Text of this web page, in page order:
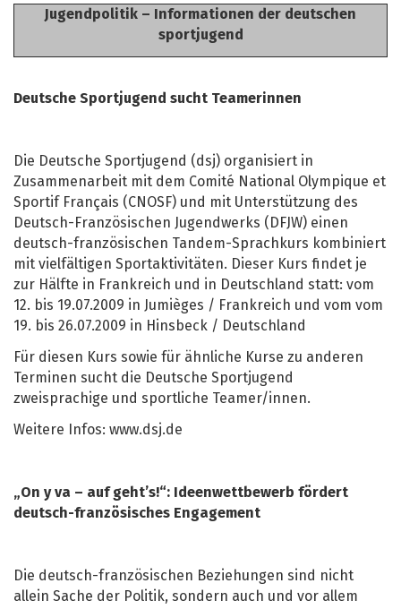
Jugendpolitik – Informationen der deutschen
sportjugend
Deutsche Sportjugend sucht Teamerinnen
Die Deutsche Sportjugend (dsj) organisiert in
Zusammenarbeit mit dem Comité National Olympique et
Sportif Français (CNOSF) und mit Unterstützung des
Deutsch-Französischen Jugendwerks (DFJW) einen
deutsch-französischen Tandem-Sprachkurs kombiniert
mit vielfältigen Sportaktivitäten. Dieser Kurs findet je
zur Hälfte in Frankreich und in Deutschland statt: vom
12. bis 19.07.2009 in Jumièges / Frankreich und vom vom
19. bis 26.07.2009 in Hinsbeck / Deutschland
Für diesen Kurs sowie für ähnliche Kurse zu anderen
Terminen sucht die Deutsche Sportjugend
zweisprachige und sportliche Teamer/innen.
Weitere Infos: www.dsj.de
„On y va – auf geht’s!“: Ideenwettbewerb fördert
deutsch-französisches Engagement
Die deutsch-französischen Beziehungen sind nicht
allein Sache der Politik, sondern auch und vor allem